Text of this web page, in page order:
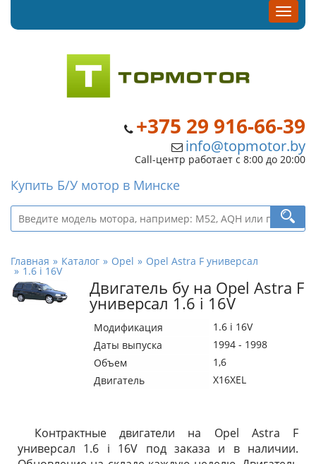
+375 29 916-66-39
info@topmotor.by
Call-центр работает с 8:00 до 20:00
Купить Б/У мотор в Минске
Главная Каталог Opel Opel Astra F универсал
1.6 i 16V
Двигатель бу на Opel Astra F
универсал 1.6 i 16V
Модификация
1.6 i 16V
Даты выпуска
1994 - 1998
Объем
1,6
Двигатель
X16XEL
Контрактные двигатели на Opel Astra F
универсал 1.6 i 16V под заказа и в наличии.